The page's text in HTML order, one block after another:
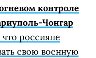
контроле
Чонгар
россияне
свою военную